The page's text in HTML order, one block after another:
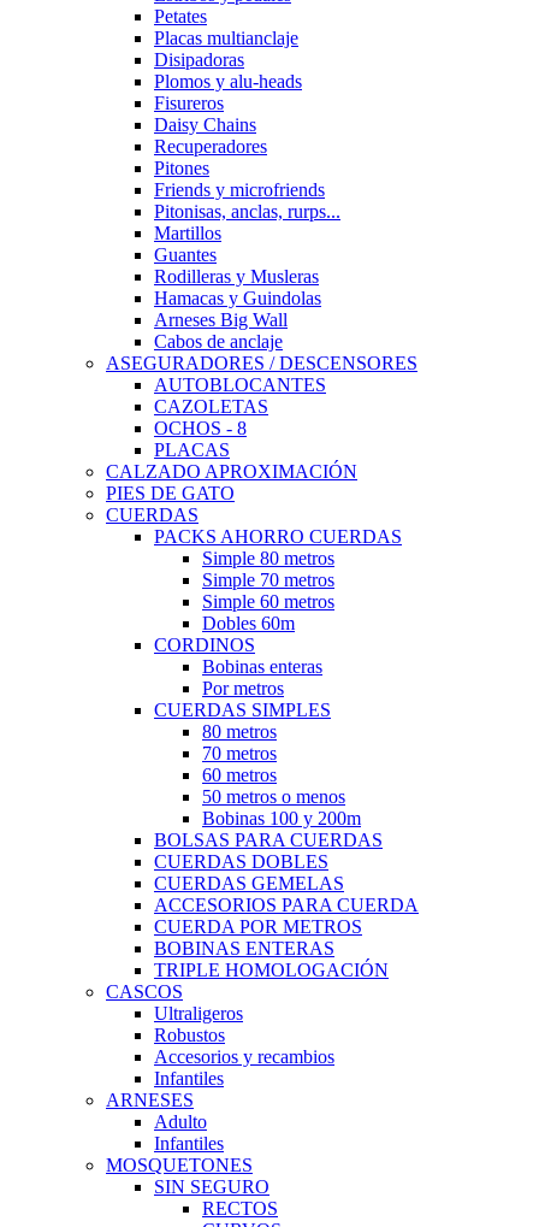
Petates
Placas multianclaje
Disipadoras
Plomos y alu-heads
Fisureros
Daisy Chains
Recuperadores
Pitones
Friends y microfriends
Pitonisas, anclas, rurps...
Martillos
Guantes
Rodilleras y Musleras
Hamacas y Guindolas
Arneses Big Wall
Cabos de anclaje
ASEGURADORES / DESCENSORES
AUTOBLOCANTES
CAZOLETAS
OCHOS - 8
PLACAS
CALZADO APROXIMACIÓN
PIES DE GATO
CUERDAS
PACKS AHORRO CUERDAS
Simple 80 metros
Simple 70 metros
Simple 60 metros
Dobles 60m
CORDINOS
Bobinas enteras
Por metros
CUERDAS SIMPLES
80 metros
70 metros
60 metros
50 metros o menos
Bobinas 100 y 200m
BOLSAS PARA CUERDAS
CUERDAS DOBLES
CUERDAS GEMELAS
ACCESORIOS PARA CUERDA
CUERDA POR METROS
BOBINAS ENTERAS
TRIPLE HOMOLOGACIÓN
CASCOS
Ultraligeros
Robustos
Accesorios y recambios
Infantiles
ARNESES
Adulto
Infantiles
MOSQUETONES
SIN SEGURO
RECTOS